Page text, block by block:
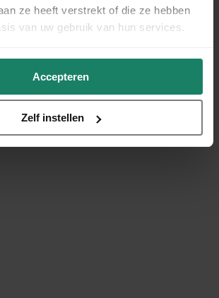
ze heeft verstrekt of die ze hebben
van uw gebruik van hun services.
Accepteren
Zelf instellen